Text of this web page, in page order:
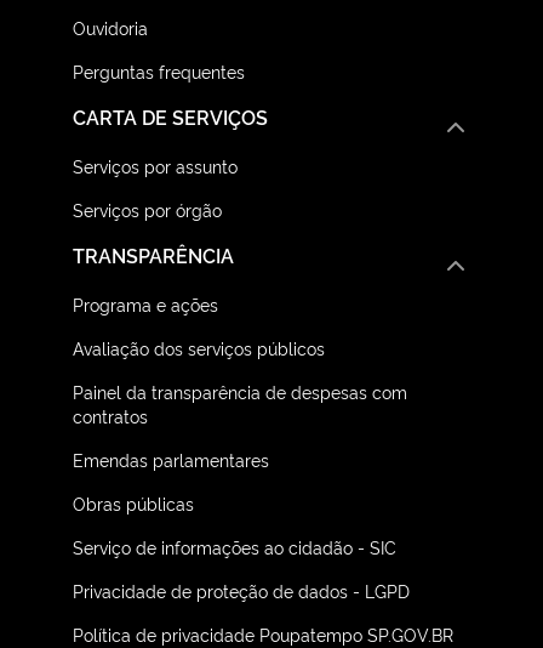
Ouvidoria
Perguntas frequentes
CARTA DE SERVIÇOS
Serviços por assunto
Serviços por órgão
TRANSPARÊNCIA
Programa e ações
Avaliação dos serviços públicos
Painel da transparência de despesas com
contratos
Emendas parlamentares
Obras públicas
Serviço de informações ao cidadão - SIC
Privacidade de proteção de dados - LGPD
Política de privacidade Poupatempo SP.GOV.BR